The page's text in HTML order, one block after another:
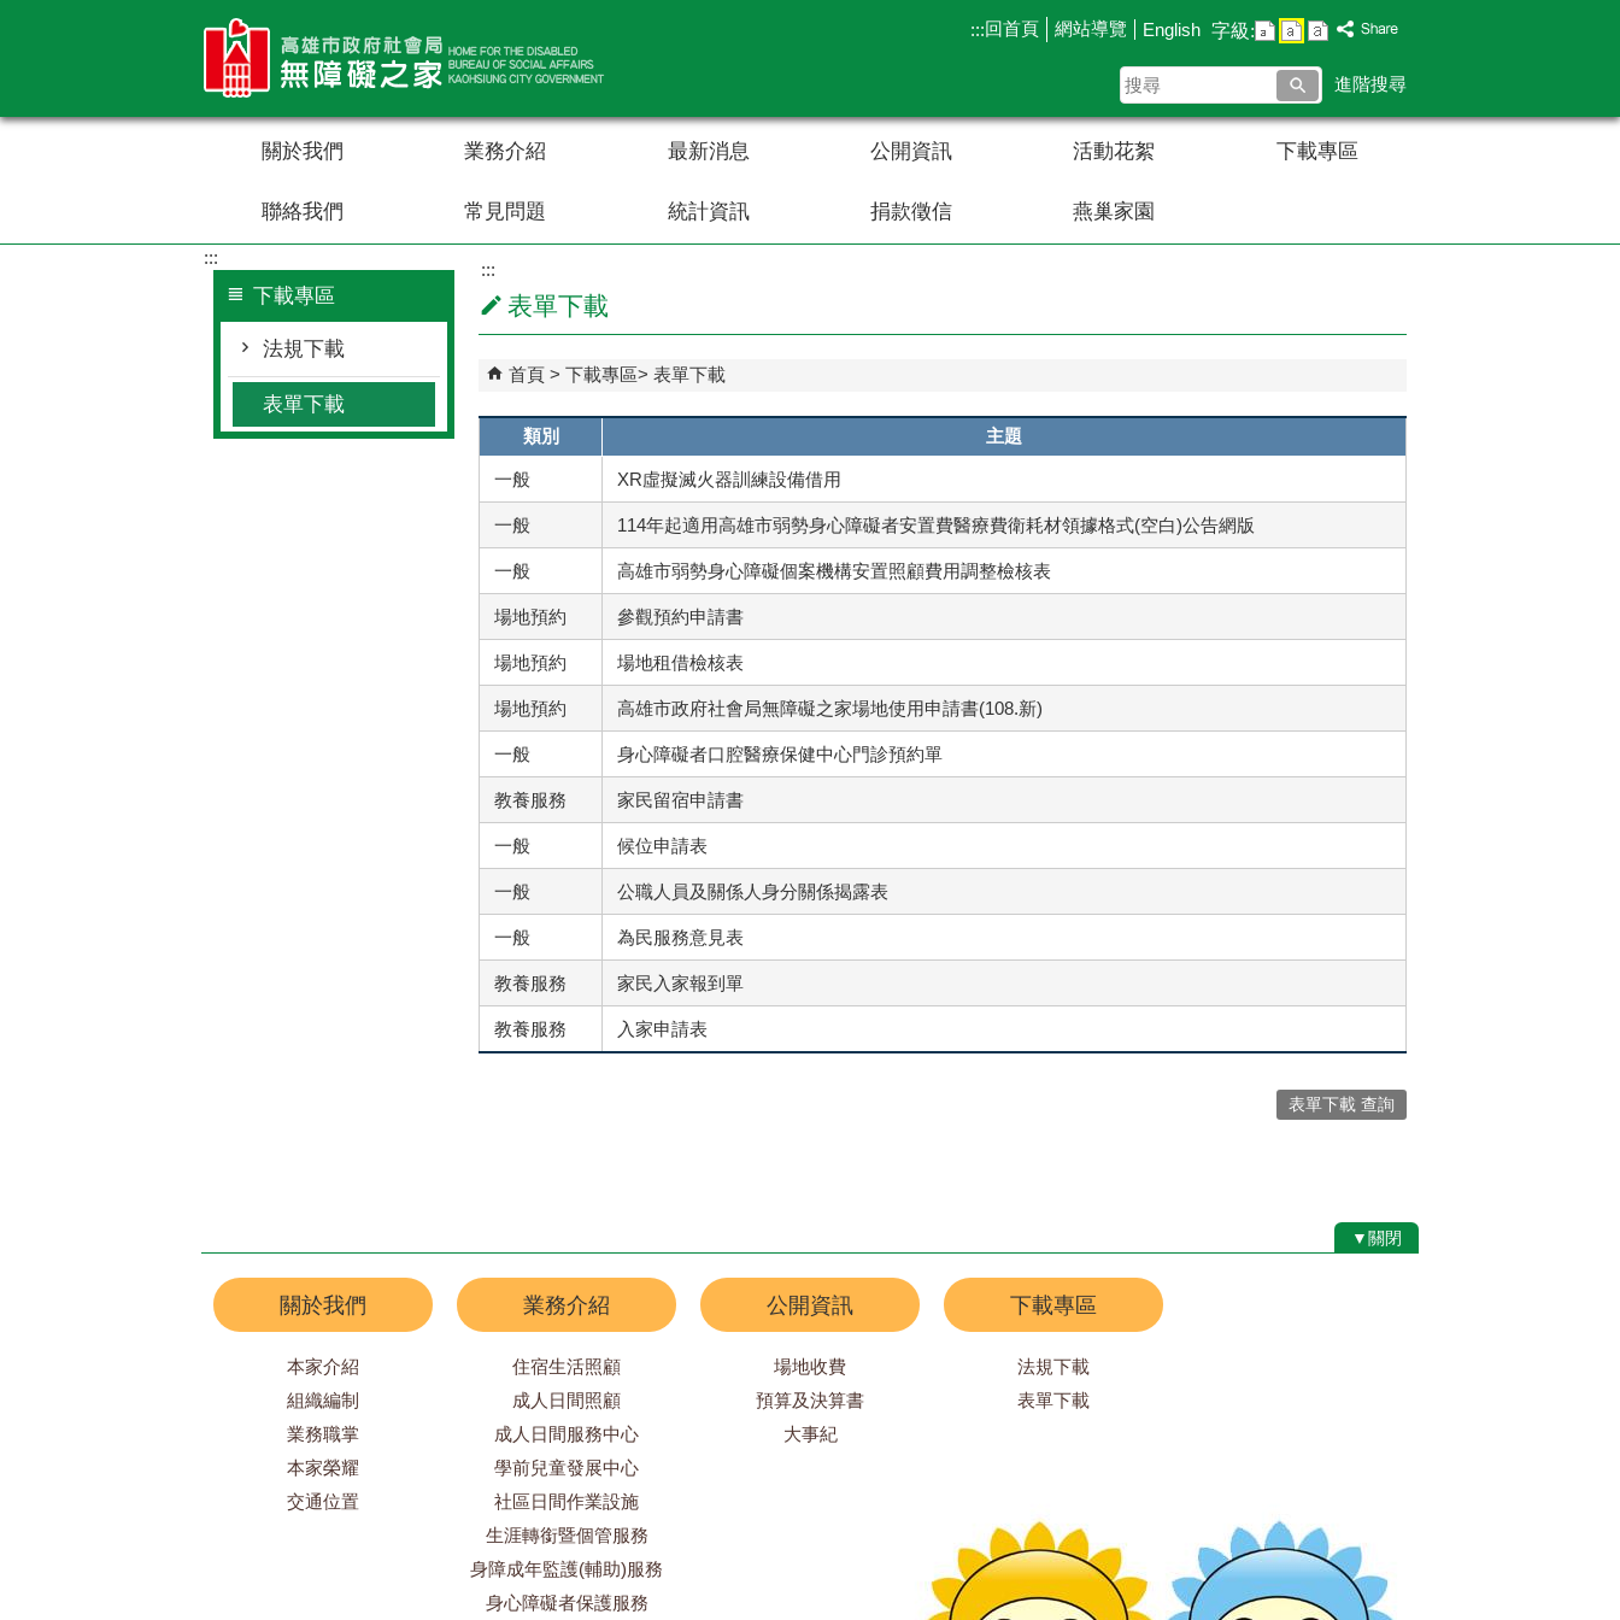
:::回首頁 網站導覽 English 字級:
搜
尋
進階搜尋
關於我們 業務介紹 最新消息 公開資訊 活動花絮 下載專區
聯絡我們 常見問題 統計資訊 捐款徵信 燕巢家園
:::
下載專區
法規下載
表單下載
:::
表單下載
首頁 下載專區 表單下載
類別 主題
一般 XR虛擬滅火器訓練設備借用
一般 114年起適用高雄市弱勢身心障礙者安置費醫療費衛耗材領據格式(空白)公告網版
一般 高雄市弱勢身心障礙個案機構安置照顧費用調整檢核表
場地預約 參觀預約申請書
場地預約 場地租借檢核表
場地預約 高雄市政府社會局無障礙之家場地使用申請書(108.新)
一般 身心障礙者口腔醫療保健中心門診預約單
教養服務 家民留宿申請書
一般 候位申請表
一般 公職人員及關係人身分關係揭露表
一般 為民服務意見表
教養服務 家民入家報到單
教養服務 入家申請表
表單下載 查詢
▼關閉
關於我們
本家介紹
組織編制
業務職掌
本家榮耀
交通位置
業務介紹
住宿生活照顧
成人日間照顧
成人日間服務中心
學前兒童發展中心
社區日間作業設施
生涯轉銜暨個管服務
身障成年監護(輔助)服務
身心障礙者保護服務
公開資訊
場地收費
預算及決算書
大事紀
下載專區
法規下載
表單下載